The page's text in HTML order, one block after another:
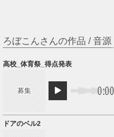
ろぼこんさんの作品 / 音源
募集 0:00
高校_体育祭_得点発表
ドアのベル2